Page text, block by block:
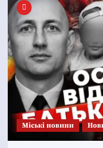
Mіські новини